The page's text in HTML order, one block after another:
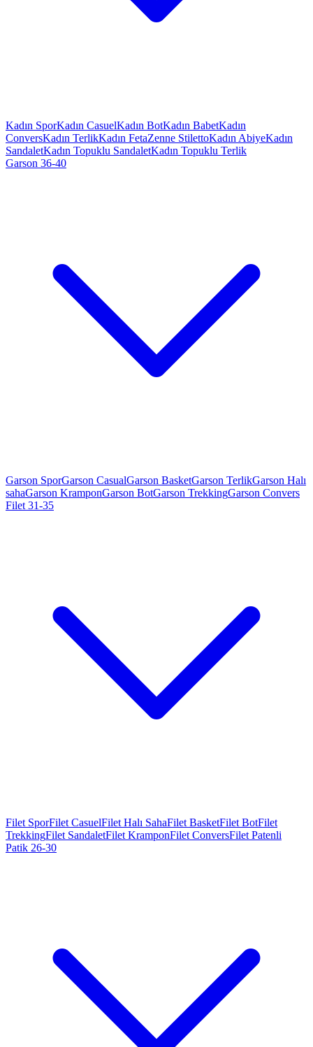
Kadın SporKadın CasuelKadın BotKadın BabetKadın
ConversKadın TerlikKadın FetaZenne StilettoKadın AbiyeKadın
SandaletKadın Topuklu SandaletKadın Topuklu Terlik
Garson 36-40
Garson SporGarson CasualGarson BasketGarson TerlikGarson Halı
sahaGarson KramponGarson BotGarson TrekkingGarson Convers
Filet 31-35
Filet SporFilet CasuelFilet Halı SahaFilet BasketFilet BotFilet
TrekkingFilet SandaletFilet KramponFilet ConversFilet Patenli
Patik 26-30